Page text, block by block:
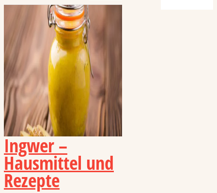
Ingwer –
Hausmittel und
Rezepte